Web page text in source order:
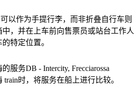
以作为手提行李，而非折叠自行车则
，并在上车前向售票员或站台工作人
特定位置。
服务DB - Intercity, Frecciarossa
时，将服务在船上进行比较。